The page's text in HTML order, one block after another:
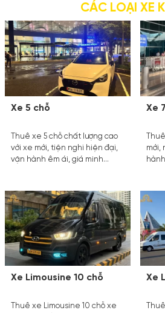
CÁC LOẠI XE
Xe 5 chỗ
Thuê xe 5 chỗ chất lượng cao
với xe mới, tiện nghi hiện đại,
vận hành êm ái, giá minh
nghiệm thoải mái và riêng tư
trên mọi hành trình.
Xe
mới,
an
biệt.
Xe Limousine 10 chỗ
Thuê xe Limousine 10 chỗ xe
Xe